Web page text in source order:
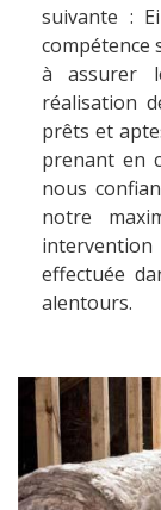
suivante :
compétence
à assurer
réalisation
prêts et
prenant en
nous
notre
effectuée
alentours.